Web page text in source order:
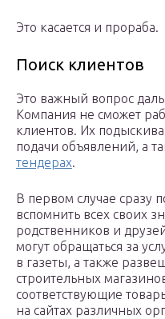
Это касается и прораба.
Поиск клиентов
Это важный вопрос
Компания не сможет
клиентов. Их
подачи объявлений, а
тендерах.
В первом случае сразу
вспомнить всех своих
родственников и
могут обращаться за
в газеты, а также
строительных
соответствующие
на сайтах различных